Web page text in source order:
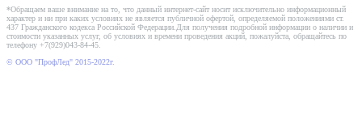
*Обращаем ваше внимание на то, что данный интернет-сайт носит исключительно информационный
характер и ни при каких условиях не является публичной офертой, определяемой положениями ст.
437 Гражданского кодекса Российской Федерации.Для получения подробной информации о наличии и
стоимости указанных услуг, об условиях и времени проведения акций, пожалуйста, обращайтесь по
телефону +7(929)043-84-45.
© ООО "ПрофЛед" 2015-2022г.